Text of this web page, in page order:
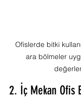
Ofislerde bitki
ara bölmeler
2. İç Mekan Ofis